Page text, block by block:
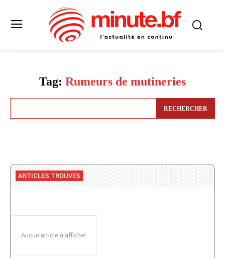
Tag: Rumeurs de mutineries
RECHERCHER
ARTICLES TROUVES
Aucun article à afficher